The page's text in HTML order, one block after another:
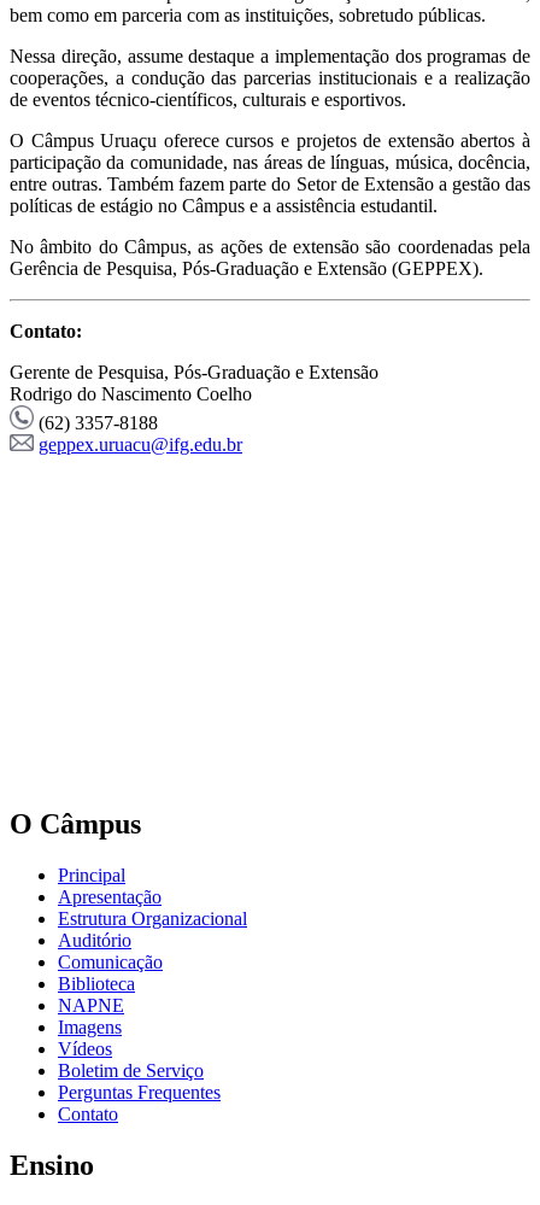
bem como em parceria com as instituições, sobretudo públicas.
Nessa direção, assume destaque a implementação dos programas de
cooperações, a condução das parcerias institucionais e a realização
de eventos técnico-científicos, culturais e esportivos.
O Câmpus Uruaçu oferece cursos e projetos de extensão abertos à
participação da comunidade, nas áreas de línguas, música, docência,
entre outras. Também fazem parte do Setor de Extensão a gestão das
políticas de estágio no Câmpus e a assistência estudantil.
No âmbito do Câmpus, as ações de extensão são coordenadas pela
Gerência de Pesquisa, Pós-Graduação e Extensão (GEPPEX).
Contato:
Gerente de Pesquisa, Pós-Graduação e Extensão
Rodrigo do Nascimento Coelho
(62) 3357-8188
geppex.uruacu@ifg.edu.br
O Câmpus
Principal
Apresentação
Estrutura Organizacional
Auditório
Comunicação
Biblioteca
NAPNE
Imagens
Vídeos
Boletim de Serviço
Perguntas Frequentes
Contato
Ensino